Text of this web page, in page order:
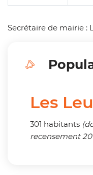
Secrétaire de mairie :
Les
301 habitants
recensement